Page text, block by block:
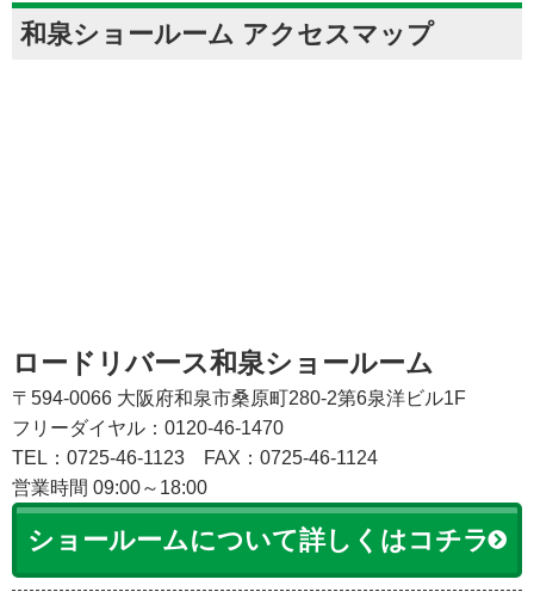
和泉ショールーム アクセスマップ
ロードリバース和泉ショールーム
〒594-0066 大阪府和泉市桑原町280-2第6泉洋ビル1F
フリーダイヤル：0120-46-1470
TEL：0725-46-1123
FAX：0725-46-1124
営業時間 09:00～18:00
ショールームについて詳しくはコチラ